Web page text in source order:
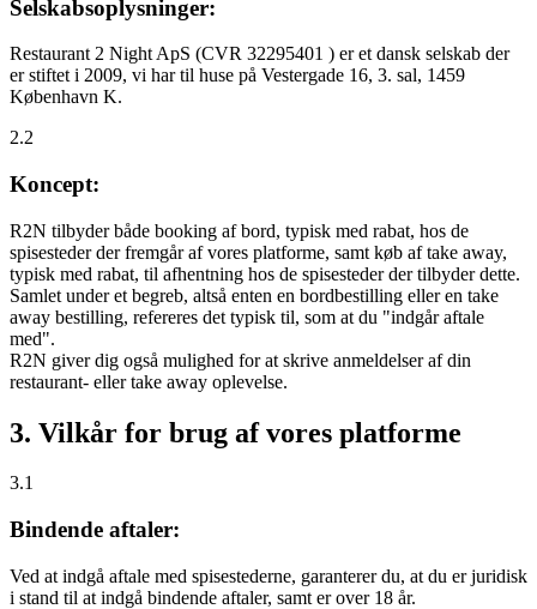
Selskabsoplysninger:
Restaurant 2 Night ApS (CVR 32295401 ) er et dansk selskab der
er stiftet i 2009, vi har til huse på Vestergade 16, 3. sal, 1459
København K.
2.2
Koncept:
R2N tilbyder både booking af bord, typisk med rabat, hos de
spisesteder der fremgår af vores platforme, samt køb af take away,
typisk med rabat, til afhentning hos de spisesteder der tilbyder dette.
Samlet under et begreb, altså enten en bordbestilling eller en take
away bestilling, refereres det typisk til, som at du "indgår aftale
med".
R2N giver dig også mulighed for at skrive anmeldelser af din
restaurant- eller take away oplevelse.
3. Vilkår for brug af vores platforme
3.1
Bindende aftaler:
Ved at indgå aftale med spisestederne, garanterer du, at du er juridisk
i stand til at indgå bindende aftaler, samt er over 18 år.